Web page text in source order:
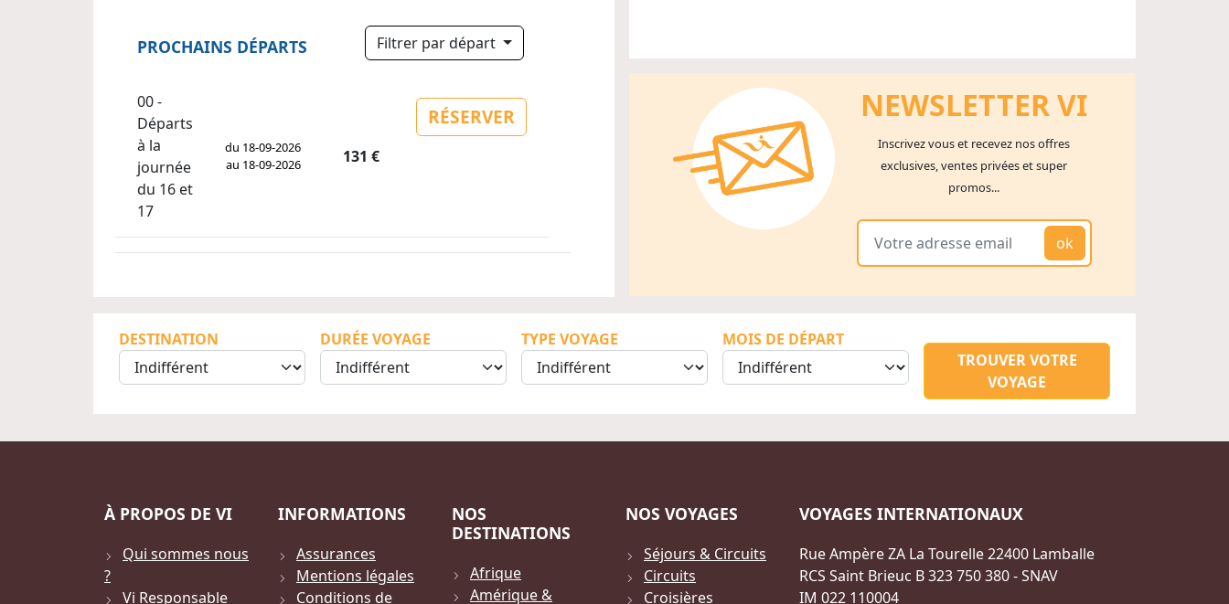
NEWSLETTER VI
Inscrivez vous et recevez nos offres
exclusives, ventes privées et super
promos...
ok
00 -
Départs
à la
journée
du 16 et
17
du 18-09-2026
au 18-09-2026
131 €
RÉSERVER
PROCHAINS DÉPARTS Filtrer par départ
DESTINATION DURÉE VOYAGE TYPE VOYAGE
MOIS DE DÉPART
TROUVER VOTRE
VOYAGE
À PROPOS DE VI
Qui sommes nous
?
Vi Responsable
INFORMATIONS
Assurances
Mentions légales
Conditions de
NOS
DESTINATIONS
Afrique
Amérique &
NOS VOYAGES
Séjours & Circuits
Circuits
Croisières
VOYAGES INTERNATIONAUX
Rue Ampère ZA La Tourelle 22400 Lamballe
RCS Saint Brieuc B 323 750 380 - SNAV
IM 022 110004